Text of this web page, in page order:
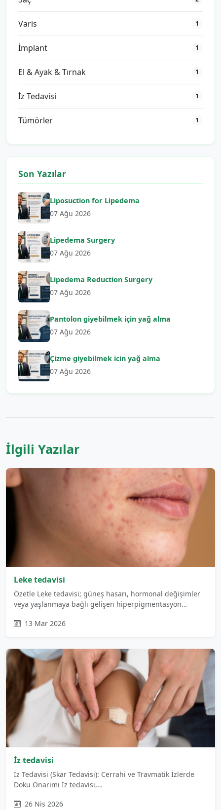
Varis 1
İmplant 1
El & Ayak & Tırnak 1
İz Tedavisi 1
Tümörler 1
Son Yazılar
Liposuction for Lipedema
07 Ağu 2026
Lipedema Surgery
07 Ağu 2026
Lipedema Reduction Surgery
07 Ağu 2026
Pantolon giyebilmek için yağ alma
07 Ağu 2026
Çizme giyebilmek icin yağ alma
07 Ağu 2026
İlgili Yazılar
Leke tedavisi
Özetle Leke tedavisi; güneş hasarı, hormonal değişimler
veya yaşlanmaya bağlı gelişen hiperpigmentasyon…
13 Mar 2026
İz tedavisi
İz Tedavisi (Skar Tedavisi): Cerrahi ve Travmatik İzlerde
Doku Onarımı İz tedavisi,…
26 Nis 2026